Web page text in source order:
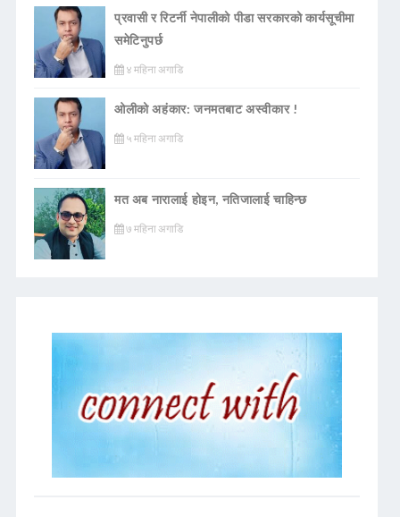
प्रवासी र रिटर्नी नेपालीको पीडा सरकारको कार्यसूचीमा
समेटिनुपर्छ
४ महिना अगाडि
ओलीको अहंकार: जनमतबाट अस्वीकार !
५ महिना अगाडि
मत अब नारालाई होइन, नतिजालाई चाहिन्छ
७ महिना अगाडि